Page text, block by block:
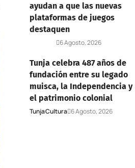
ayudan a que las nuevas
plataformas de juegos
destaquen
6 Agosto, 2026
Tunja celebra 487 años de
fundación entre su legado
muisca, la Independencia y
el patrimonio colonial
TunjaCultura 6 Agosto, 2026